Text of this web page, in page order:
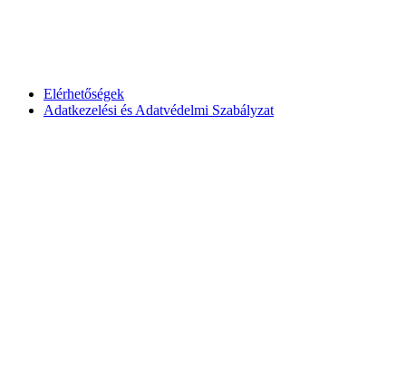
Elérhetőségek
Adatkezelési és Adatvédelmi Szabályzat